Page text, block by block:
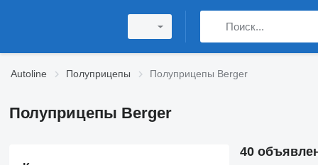
Autoline Полуприцепы Полуприцепы Berger
Полуприцепы Berger
40